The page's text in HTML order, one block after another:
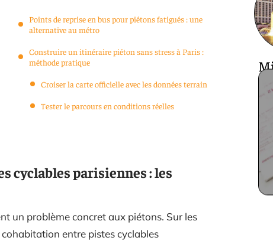
Points de reprise en bus pour piétons fatigués : une
alternative au métro
Construire un itinéraire piéton sans stress à Paris :
méthode pratique
Croiser la carte officielle avec les données terrain
Tester le parcours en conditions réelles
cyclables parisiennes : les
un problème concret aux piétons. Sur les
entre pistes cyclables